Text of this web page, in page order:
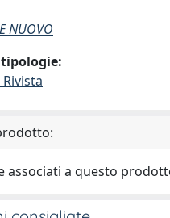
NUOVO
associati a questo